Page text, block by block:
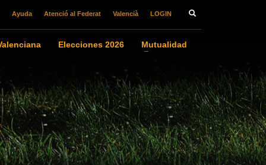
Ayuda Atenció al Federat Valencià LOGIN
Elecciones 2026 Mutualidad